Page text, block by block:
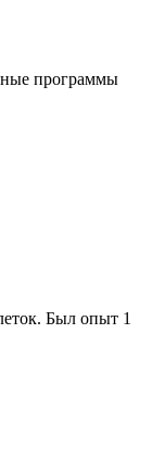
программы
Был опыт 1